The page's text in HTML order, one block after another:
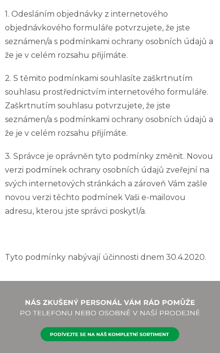
1. Odesláním objednávky z internetového
objednávkového formuláře potvrzujete, že jste
seznámen/a s podmínkami ochrany osobních údajů a
že je v celém rozsahu přijímáte.
2. S těmito podmínkami souhlasíte zaškrtnutím
souhlasu prostřednictvím internetového formuláře.
Zaškrtnutím souhlasu potvrzujete, že jste
seznámen/a s podmínkami ochrany osobních údajů a
že je v celém rozsahu přijímáte.
3. Správce je oprávněn tyto podmínky změnit. Novou
verzi podmínek ochrany osobních údajů zveřejní na
svých internetových stránkách a zároveň Vám zašle
novou verzi těchto podmínek Vaši e-mailovou
adresu, kterou jste správci poskytl/a.
Tyto podmínky nabývají účinnosti dnem 30.4.2020.